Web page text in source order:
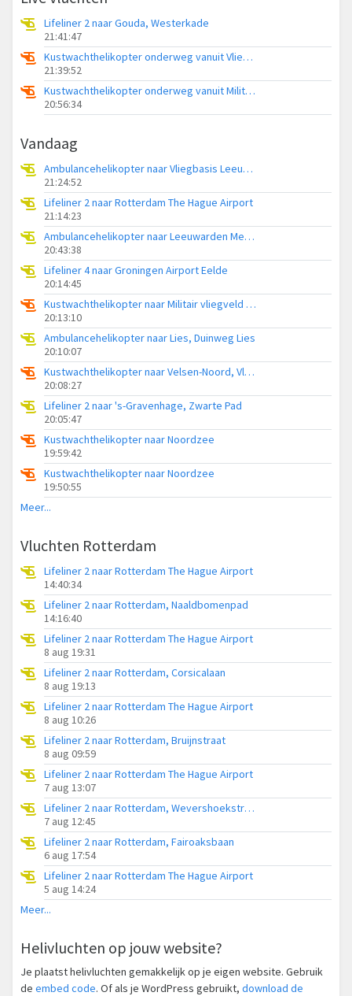
Lifeliner 2 naar Gouda, Westerkade
21:41:47
Kustwachthelikopter onderweg vanuit Vliegveld Midden-Zeeland
21:39:52
Kustwachthelikopter onderweg vanuit Militair vliegveld De Kooy / Den Helder Airport
20:56:34
Vandaag
Ambulancehelikopter naar Vliegbasis Leeuwarden
21:24:52
Lifeliner 2 naar Rotterdam The Hague Airport
21:14:23
Ambulancehelikopter naar Leeuwarden Medical Center Heliport
20:43:38
Lifeliner 4 naar Groningen Airport Eelde
20:14:45
Kustwachthelikopter naar Militair vliegveld De Kooy / Den Helder Airport
20:13:10
Ambulancehelikopter naar Lies, Duinweg Lies
20:10:07
Kustwachthelikopter naar Velsen-Noord, Vliegerpad
20:08:27
Lifeliner 2 naar 's-Gravenhage, Zwarte Pad
20:05:47
Kustwachthelikopter naar Noordzee
19:59:42
Kustwachthelikopter naar Noordzee
19:50:55
Meer...
Vluchten Rotterdam
Lifeliner 2 naar Rotterdam The Hague Airport
14:40:34
Lifeliner 2 naar Rotterdam, Naaldbomenpad
14:16:40
Lifeliner 2 naar Rotterdam The Hague Airport
8 aug 19:31
Lifeliner 2 naar Rotterdam, Corsicalaan
8 aug 19:13
Lifeliner 2 naar Rotterdam The Hague Airport
8 aug 10:26
Lifeliner 2 naar Rotterdam, Bruijnstraat
8 aug 09:59
Lifeliner 2 naar Rotterdam The Hague Airport
7 aug 13:07
Lifeliner 2 naar Rotterdam, Wevershoekstraat
7 aug 12:45
Lifeliner 2 naar Rotterdam, Fairoaksbaan
6 aug 17:54
Lifeliner 2 naar Rotterdam The Hague Airport
5 aug 14:24
Meer...
Helivluchten op jouw website?
Je plaatst helivluchten gemakkelijk op je eigen website. Gebruik
de embed code. Of als je WordPress gebruikt, download de